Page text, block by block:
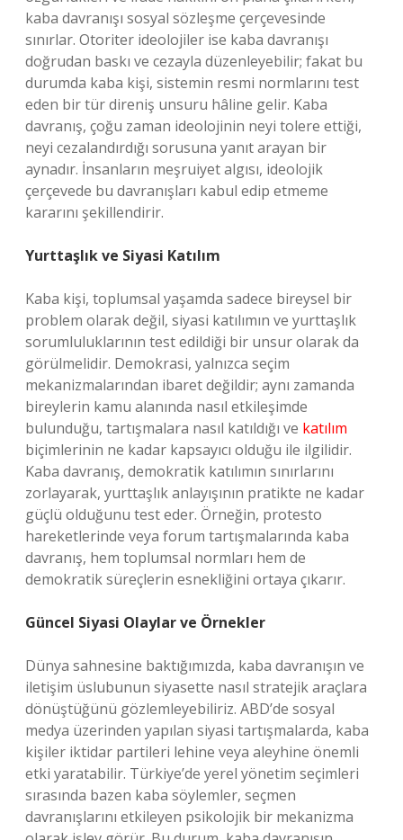
kaba davranışı sosyal sözleşme çerçevesinde
sınırlar. Otoriter ideolojiler ise kaba davranışı
doğrudan baskı ve cezayla düzenleyebilir; fakat bu
durumda kaba kişi, sistemin resmi normlarını test
eden bir tür direniş unsuru hâline gelir. Kaba
davranış, çoğu zaman ideolojinin neyi tolere ettiği,
neyi cezalandırdığı sorusuna yanıt arayan bir
aynadır. İnsanların meşruiyet algısı, ideolojik
çerçevede bu davranışları kabul edip etmeme
kararını şekillendirir.
Yurttaşlık ve Siyasi Katılım
Kaba kişi, toplumsal yaşamda sadece bireysel bir
problem olarak değil, siyasi katılımın ve yurttaşlık
sorumluluklarının test edildiği bir unsur olarak da
görülmelidir. Demokrasi, yalnızca seçim
mekanizmalarından ibaret değildir; aynı zamanda
bireylerin kamu alanında nasıl etkileşimde
bulunduğu, tartışmalara nasıl katıldığı ve katılım
biçimlerinin ne kadar kapsayıcı olduğu ile ilgilidir.
Kaba davranış, demokratik katılımın sınırlarını
zorlayarak, yurttaşlık anlayışının pratikte ne kadar
güçlü olduğunu test eder. Örneğin, protesto
hareketlerinde veya forum tartışmalarında kaba
davranış, hem toplumsal normları hem de
demokratik süreçlerin esnekliğini ortaya çıkarır.
Güncel Siyasi Olaylar ve Örnekler
Dünya sahnesine baktığımızda, kaba davranışın ve
iletişim üslubunun siyasette nasıl stratejik araçlara
dönüştüğünü gözlemleyebiliriz. ABD’de sosyal
medya üzerinden yapılan siyasi tartışmalarda, kaba
kişiler iktidar partileri lehine veya aleyhine önemli
etki yaratabilir. Türkiye’de yerel yönetim seçimleri
sırasında bazen kaba söylemler, seçmen
davranışlarını etkileyen psikolojik bir mekanizma